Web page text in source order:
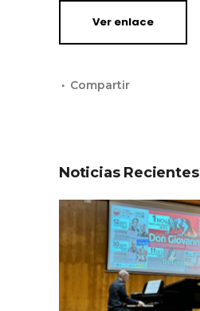
Ver enlace
Noticias Recientes